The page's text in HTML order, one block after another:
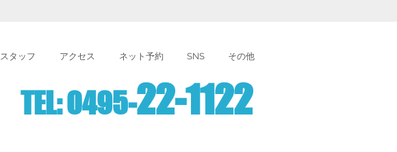
スタッフ アクセス ネット予約 SNS その他
TEL: 0495-22-1122